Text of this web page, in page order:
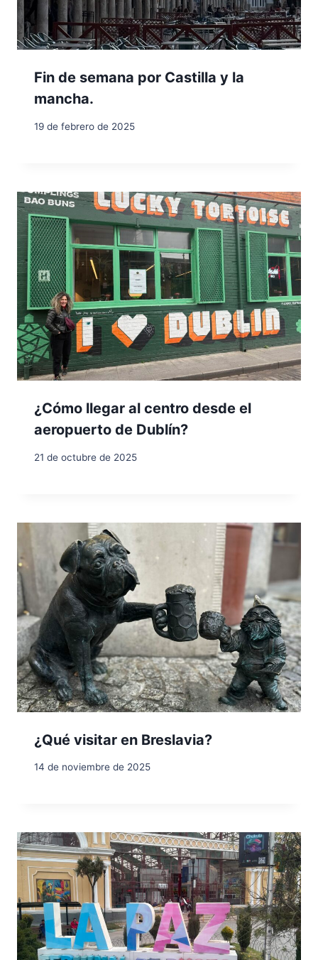
Fin de semana por Castilla y la
mancha.
19 de febrero de 2025
¿Cómo llegar al centro desde el
aeropuerto de Dublín?
21 de octubre de 2025
¿Qué visitar en Breslavia?
14 de noviembre de 2025